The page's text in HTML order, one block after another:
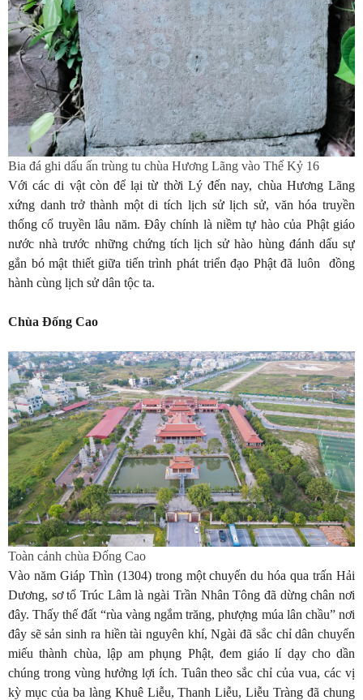
Bia đá ghi dấu ấn trùng tu chùa Hương Lãng vào Thế Kỷ 16
Với các di vật còn để lại từ thời Lý đến nay, chùa Hương Lãng
xứng danh trở thành một di tích lịch sử lịch sử, văn hóa truyền
thống cổ truyền lâu năm. Đây chính là niềm tự hào của Phật giáo
nước nhà trước những chứng tích lịch sử hào hùng đánh dấu sự
gắn bó mật thiết giữa tiến trình phát triển đạo Phật đã luôn đồng
hành cùng lịch sử dân tộc ta.
Chùa Đống Cao
Toàn cảnh chùa Đống Cao
Vào năm Giáp Thìn (1304) trong một chuyến du hóa qua trấn Hải
Dương, sơ tổ Trúc Lâm là ngài Trần Nhân Tông đã dừng chân nơi
đây. Thấy thế đất “rùa vàng ngắm trăng, phượng múa lân chầu” nơi
đây sẽ sản sinh ra hiền tài nguyên khí, Ngài đã sắc chỉ dân chuyển
miếu thành chùa, lập am phụng Phật, đem giáo lí dạy cho dần
chúng trong vùng hưởng lợi ích. Tuân theo sắc chỉ của vua, các vị
kỳ mục của ba làng Khuê Liễu, Thanh Liễu, Liễu Tràng đã chung